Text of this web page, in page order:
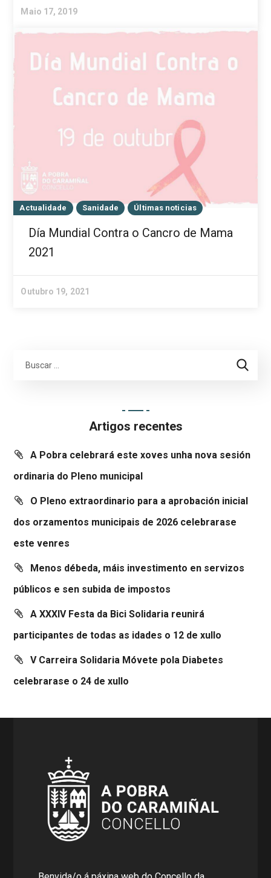
Maio 17, 2019
Actualidade Sanidade Últimas noticias
Día Mundial Contra o Cancro de Mama
2021
Outubro 19, 2021
Artigos recentes
A Pobra celebrará este xoves unha nova sesión
ordinaria do Pleno municipal
O Pleno extraordinario para a aprobación inicial
dos orzamentos municipais de 2026 celebrarase
este venres
Menos débeda, máis investimento en servizos
públicos e sen subida de impostos
A XXXIV Festa da Bici Solidaria reunirá
participantes de todas as idades o 12 de xullo
V Carreira Solidaria Móvete pola Diabetes
celebrarase o 24 de xullo